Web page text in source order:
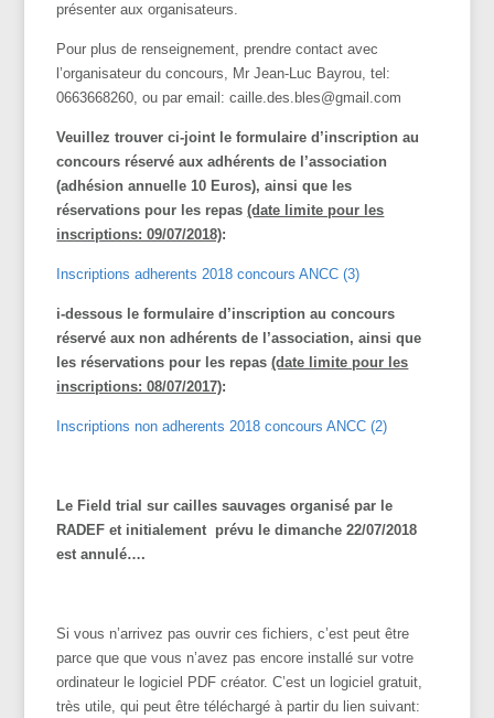
présenter aux organisateurs.
Pour plus de renseignement, prendre contact avec
l’organisateur du concours, Mr Jean-Luc Bayrou, tel:
0663668260, ou par email: caille.des.bles@gmail.com
Veuillez trouver ci-joint le formulaire d’inscription au
concours réservé aux adhérents de l’association
(adhésion annuelle 10 Euros), ainsi que les
réservations pour les repas(date limite pour les
inscriptions: 09/07/2018):
Inscriptions adherents 2018 concours ANCC (3)
i-dessous le formulaire d’inscription au concours
réservé aux non adhérents de l’association, ainsi que
les réservations pour les repas(date limite pour les
inscriptions: 08/07/2017):
Inscriptions non adherents 2018 concours ANCC (2)
Le Field trial sur cailles sauvages organisé par le
RADEF et initialement prévu le dimanche 22/07/2018
est annulé….
Si vous n’arrivez pas ouvrir ces fichiers, c’est peut être
parce que que vous n’avez pas encore installé sur votre
ordinateur le logiciel PDF créator. C’est un logiciel gratuit,
très utile, qui peut être téléchargé à partir du lien suivant: